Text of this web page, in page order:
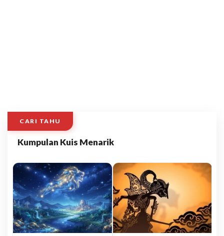
CARI TAHU
Kumpulan Kuis Menarik